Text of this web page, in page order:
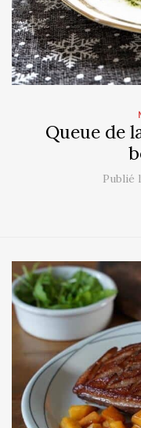
Queue de
Publié